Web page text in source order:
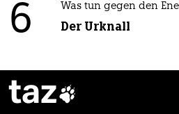
6 Was tun gegen den
Der Urknall
taz